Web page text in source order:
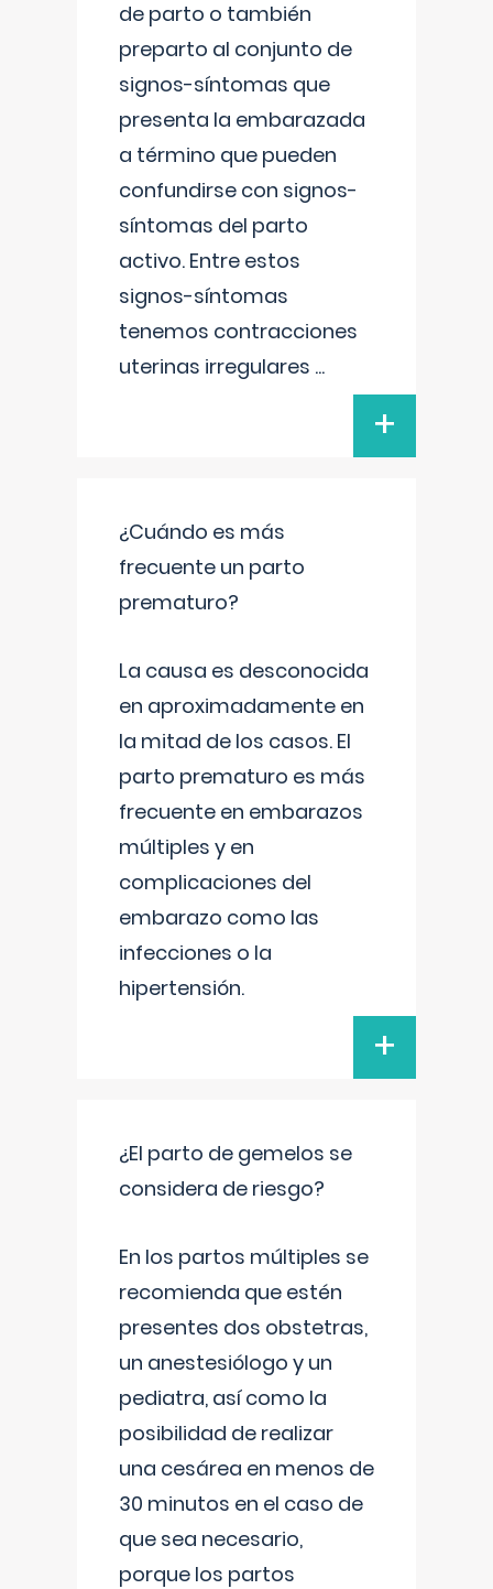
de parto o también
preparto al conjunto de
signos-síntomas que
presenta la embarazada
a término que pueden
confundirse con signos-
síntomas del parto
activo. Entre estos
signos-síntomas
tenemos contracciones
uterinas irregulares ...
+
¿Cuándo es más
frecuente un parto
prematuro?
La causa es desconocida
en aproximadamente en
la mitad de los casos. El
parto prematuro es más
frecuente en embarazos
múltiples y en
complicaciones del
embarazo como las
infecciones o la
hipertensión.
+
¿El parto de gemelos se
considera de riesgo?
En los partos múltiples se
recomienda que estén
presentes dos obstetras,
un anestesiólogo y un
pediatra, así como la
posibilidad de realizar
una cesárea en menos de
30 minutos en el caso de
que sea necesario,
porque los partos